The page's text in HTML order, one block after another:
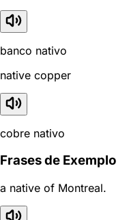
banco nativo
native copper
cobre nativo
Frases de Exemplo
a native of Montreal.